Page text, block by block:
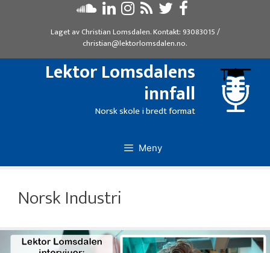
Laget avChristian Lomsdalen. Kontakt: 93083015/
christian@lektorlomsdalen.no.
Lektor Lomsdalens
innfall
Norsk skole i bredt format
Meny
Norsk Industri